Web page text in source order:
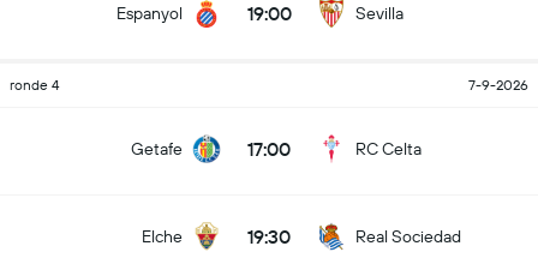
Espanyol 19:00 Sevilla
ronde 4 7-9-2026
Getafe 17:00 RC Celta
Elche 19:30 Real Sociedad